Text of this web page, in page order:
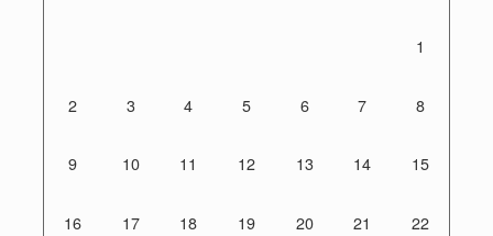
1
2 3 4 5 6 7 8
9 10 11 12 13 14 15
16 17 18 19 20 21 22